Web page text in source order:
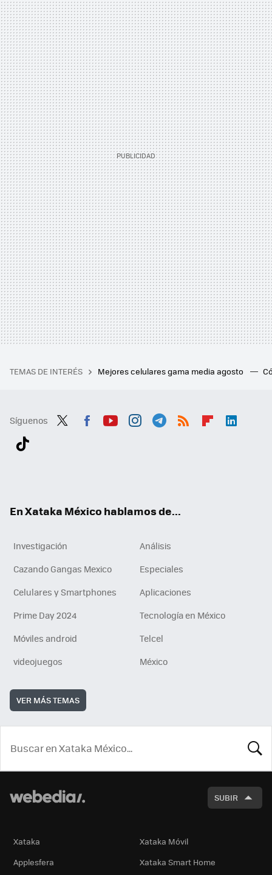
TEMAS DE INTERÉS Mejores celulares gama media agosto
Síguenos
En Xataka México hablamos de...
Investigación
Análisis
Cazando Gangas Mexico
Especiales
Celulares y Smartphones
Aplicaciones
Prime Day 2024
Tecnología en México
Móviles android
Telcel
videojuegos
México
VER MÁS TEMAS
SUBIR
Xataka
Xataka Móvil
Applesfera
Xataka Smart Home